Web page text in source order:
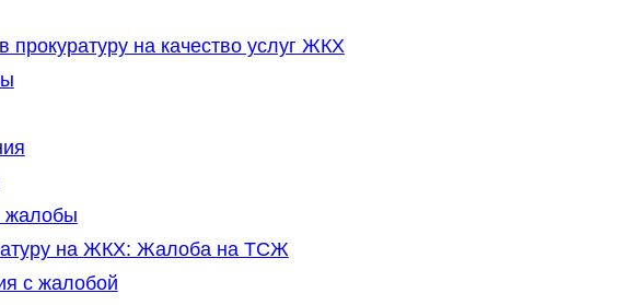
на качество услуг ЖКХ
жалобы
на ЖКХ: Жалоба на ТСЖ
с жалобой